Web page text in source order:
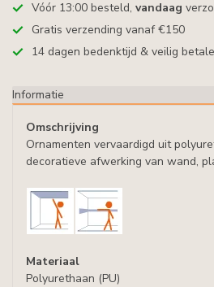
Vóór 13:00 besteld, vandaag
Gratis verzending vanaf €150
14 dagen bedenktijd & veilig
Informatie
Omschrijving
Ornamenten vervaardigd uit
decoratieve afwerking van wand,
Materiaal
Polyurethaan (PU)